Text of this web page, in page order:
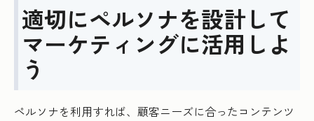
適切にペルソナを設計して
マーケティングに活用しよ
う
ペルソナを利用すれば、顧客ニーズに合ったコンテンツ